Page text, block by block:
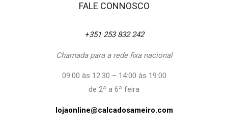
FALE CONNOSCO
+351 253 832 242
Chamada para a rede fixa nacional
09:00 às 12:30 – 14:00 às 19:00
de 2ª a 6ª feira
lojaonline@calcadosameiro.com